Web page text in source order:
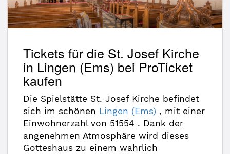
Tickets für die St. Josef Kirche
in Lingen (Ems) bei ProTicket
kaufen
Die Spielstätte St. Josef Kirche befindet
sich im schönen Lingen (Ems) , mit einer
Einwohnerzahl von 51554 . Dank der
angenehmen Atmosphäre wird dieses
Gotteshaus zu einem wahrlich